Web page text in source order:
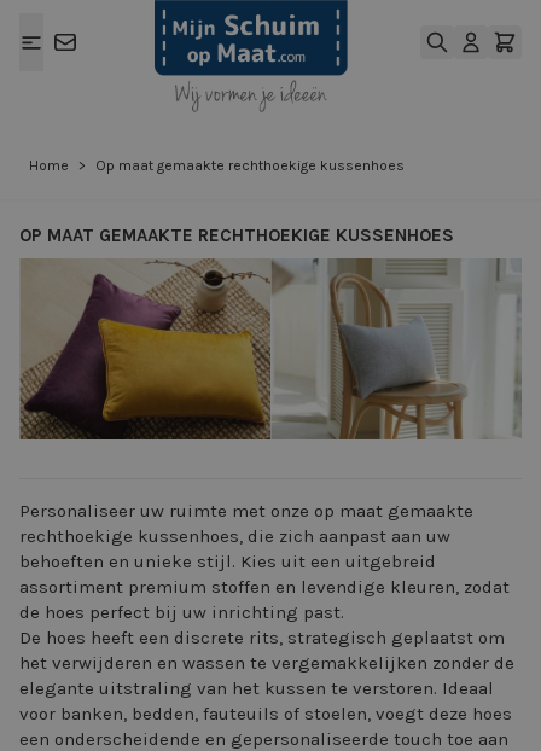
Home > Op maat gemaakte rechthoekige kussenhoes
OP MAAT GEMAAKTE RECHTHOEKIGE KUSSENHOES
View larger image View larger
Personaliseer uw ruimte met onze op maat gemaakte
rechthoekige kussenhoes, die zich aanpast aan uw
behoeften en unieke stijl. Kies uit een uitgebreid
assortiment premium stoffen en levendige kleuren, zodat
de hoes perfect bij uw inrichting past.
De hoes heeft een discrete rits, strategisch geplaatst om
het verwijderen en wassen te vergemakkelijken zonder de
elegante uitstraling van het kussen te verstoren. Ideaal
voor banken, bedden, fauteuils of stoelen, voegt deze hoes
een onderscheidende en gepersonaliseerde touch toe aan